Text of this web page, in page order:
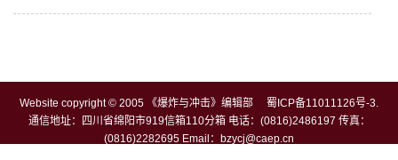
Website copyright © 2005 《爆炸与冲击》编辑部 蜀ICP备11011126号-3.
通信地址：四川省绵阳市919信箱110分箱 电话：(0816)2486197 传真：
(0816)2282695 Email： bzycj@caep.cn